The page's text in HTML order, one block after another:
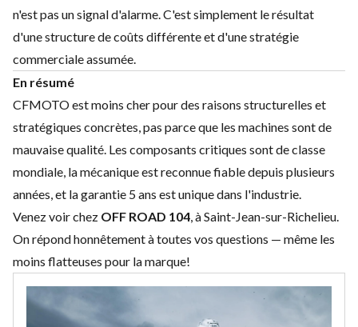
n'est pas un signal d'alarme. C'est simplement le résultat
d'une structure de coûts différente et d'une stratégie
commerciale assumée.
En résumé
CFMOTO est moins cher pour des raisons structurelles et
stratégiques concrètes, pas parce que les machines sont de
mauvaise qualité. Les composants critiques sont de classe
mondiale, la mécanique est reconnue fiable depuis plusieurs
années, et la garantie 5 ans est unique dans l'industrie.
Venez voir chez OFF ROAD 104 , à Saint-Jean-sur-Richelieu.
On répond honnêtement à toutes vos questions — même les
moins flatteuses pour la marque!